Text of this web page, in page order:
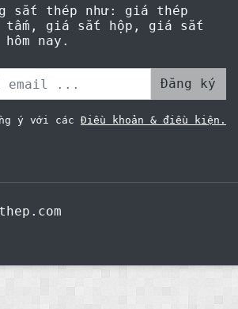
sắt thép như: giá thép
tấm, giá sắt hộp, giá sắt
nay.
Đăng ký
ý với các Điều khoản & điều kiện.